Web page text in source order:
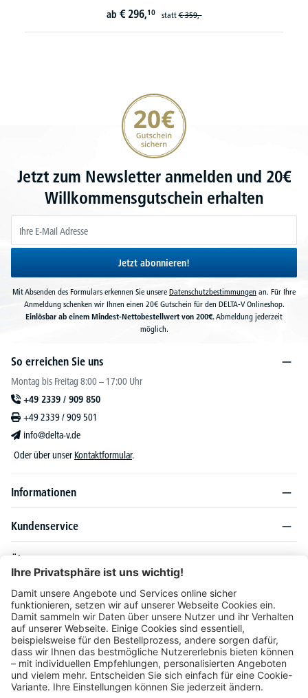
ab € 296,10 statt€ 359,-
20€ Gutschein sichern
Jetzt zum Newsletter anmelden und 20€
Willkommensgutschein erhalten
Jetzt abonnieren!
Mit Absenden des Formulars erkennen Sie unsere Datenschutzbestimmungen an. Für Ihre
Anmeldung schenken wir Ihnen einen 20€ Gutschein für den DELTA-V Onlineshop.
Einlösbar ab einem Mindest-Nettobestellwert von 200€.Abmeldung jederzeit
möglich.
So erreichen Sie uns
Montag bis Freitag 8:00 – 17:00 Uhr
+49 2339 / 909 850
+49 2339 / 909 501
info@delta-v.de
Oder über unser Kontaktformular.
Informationen
Kundenservice
Über DELTA-V
Produktsortiment
Ratgeber
Folgen Sie uns auch auf